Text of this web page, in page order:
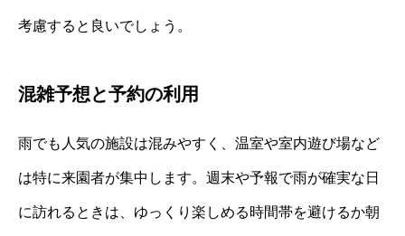
考慮すると良いでしょう。
混雑予想と予約の利用
雨でも人気の施設は混みやすく、温室や室内遊び場など
は特に来園者が集中します。週末や予報で雨が確実な日
に訪れるときは、ゆっくり楽しめる時間帯を避けるか朝